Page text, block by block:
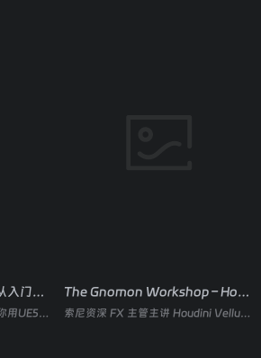
Coloso – UE5关卡设计从入门到作品集 The Gnomon Workshop – Houdini 雪地模拟(双语)